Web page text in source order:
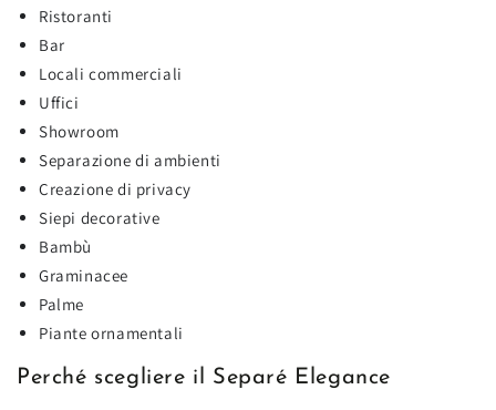
Ristoranti
Bar
Locali commerciali
Uffici
Showroom
Separazione di ambienti
Creazione di privacy
Siepi decorative
Bambù
Graminacee
Palme
Piante ornamentali
Perché scegliere il Separé Elegance